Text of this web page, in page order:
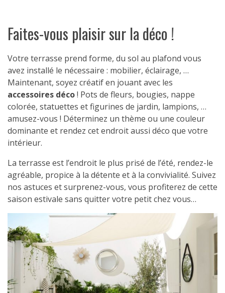
Faites-vous plaisir sur la déco !
Votre terrasse prend forme, du sol au plafond vous
avez installé le nécessaire : mobilier, éclairage, …
Maintenant, soyez créatif en jouant avec les
accessoires déco! Pots de fleurs, bougies, nappe
colorée, statuettes et figurines de jardin, lampions, …
amusez-vous ! Déterminez un thème ou une couleur
dominante et rendez cet endroit aussi déco que votre
intérieur.
La terrasse est l’endroit le plus prisé de l’été, rendez-le
agréable, propice à la détente et à la convivialité. Suivez
nos astuces et surprenez-vous, vous profiterez de cette
saison estivale sans quitter votre petit chez vous…